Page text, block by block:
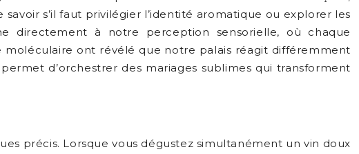
s’il faut privilégier l’identité aromatique ou explorer les
directement à notre perception sensorielle, où chaque
moléculaire ont révélé que notre palais réagit différemment
d’orchestrer des mariages sublimes qui transforment
précis. Lorsque vous dégustez simultanément un vin doux